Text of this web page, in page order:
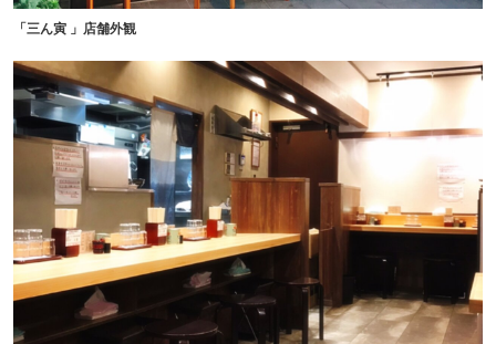
「三ん寅 」店舗外観